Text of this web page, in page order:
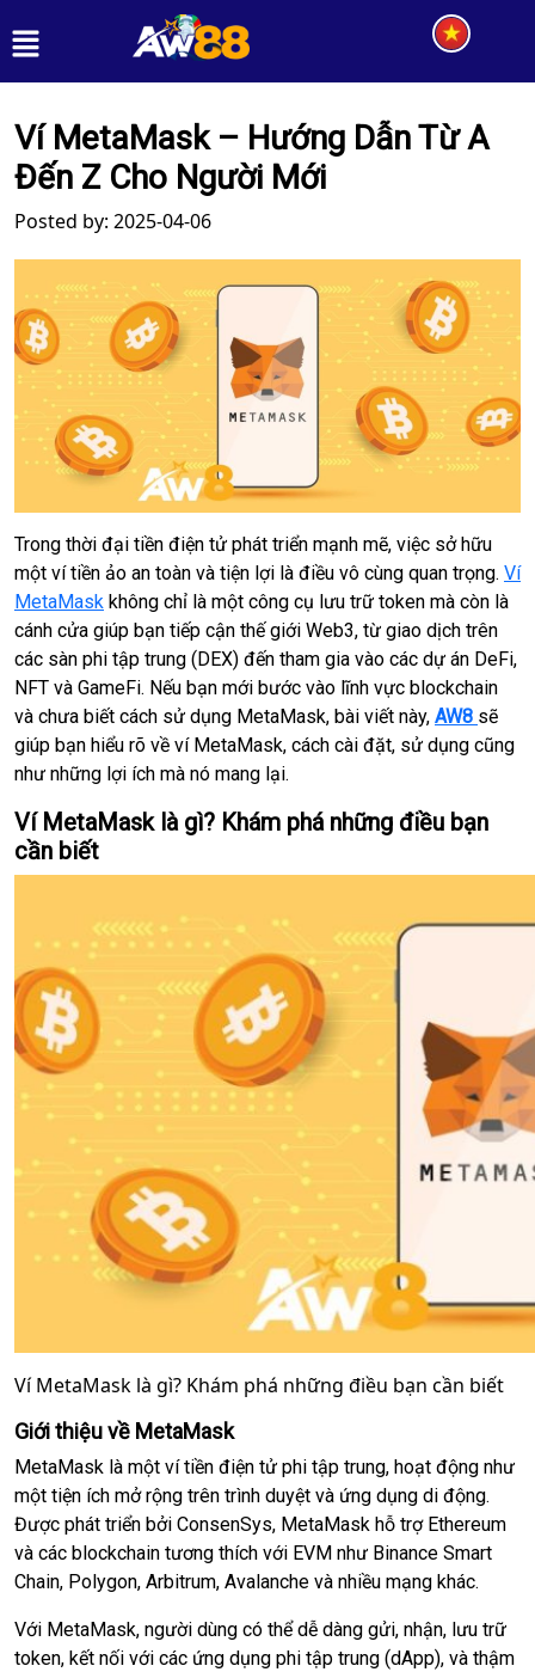
Ví MetaMask – Hướng Dẫn Từ A
Đến Z Cho Người Mới
Posted by: 2025-04-06
Trong thời đại tiền điện tử phát triển mạnh mẽ, việc sở hữu
một ví tiền ảo an toàn và tiện lợi là điều vô cùng quan trọng. Ví
MetaMask không chỉ là một công cụ lưu trữ token mà còn là
cánh cửa giúp bạn tiếp cận thế giới Web3, từ giao dịch trên
các sàn phi tập trung (DEX) đến tham gia vào các dự án DeFi,
NFT và GameFi. Nếu bạn mới bước vào lĩnh vực blockchain
và chưa biết cách sử dụng MetaMask, bài viết này, AW8 sẽ
giúp bạn hiểu rõ về ví MetaMask, cách cài đặt, sử dụng cũng
như những lợi ích mà nó mang lại.
Ví MetaMask là gì? Khám phá những điều bạn
cần biết
Ví MetaMask là gì? Khám phá những điều bạn cần biết
Giới thiệu về MetaMask
MetaMask là một ví tiền điện tử phi tập trung, hoạt động như
một tiện ích mở rộng trên trình duyệt và ứng dụng di động.
Được phát triển bởi ConsenSys, MetaMask hỗ trợ Ethereum
và các blockchain tương thích với EVM như Binance Smart
Chain, Polygon, Arbitrum, Avalanche và nhiều mạng khác.
Với MetaMask, người dùng có thể dễ dàng gửi, nhận, lưu trữ
token, kết nối với các ứng dụng phi tập trung (dApp), và thậm